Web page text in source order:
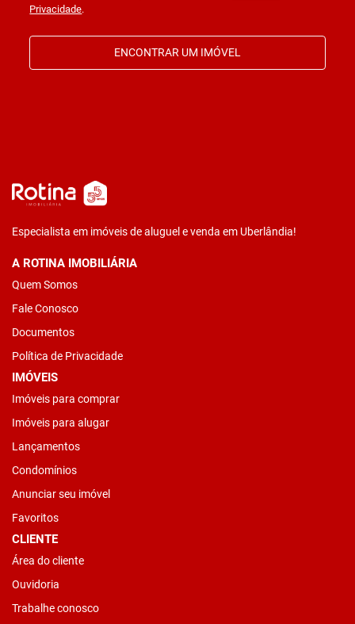
Privacidade.
ENCONTRAR UM IMÓVEL
Especialista em imóveis de aluguel e venda em Uberlândia!
A ROTINA IMOBILIÁRIA
Quem Somos
Fale Conosco
Documentos
Política de Privacidade
IMÓVEIS
Imóveis para comprar
Imóveis para alugar
Lançamentos
Condomínios
Anunciar seu imóvel
Favoritos
CLIENTE
Área do cliente
Ouvidoria
Trabalhe conosco